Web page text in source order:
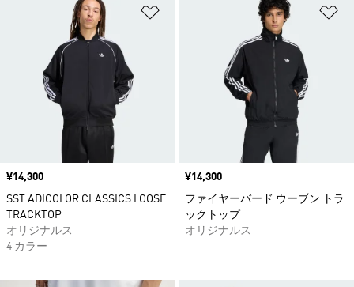
ほしいものリストに追加
価格
¥14,300
SST ADICOLOR CLASSICS LOOSE
TRACKTOP
オリジナルス
4 カラー
価格
¥14,300
ファイヤーバード ウーブン トラ
ックトップ
オリジナルス